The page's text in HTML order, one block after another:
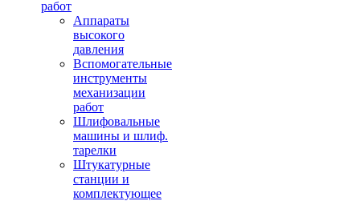
работ
Аппараты
высокого
давления
Вспомогательные
инструменты
механизации
работ
Шлифовальные
машины и шлиф.
тарелки
Штукатурные
станции и
комплектующее